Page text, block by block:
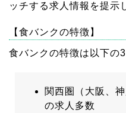
ッチする求人情報を提示
【食バンクの特徴】
食バンクの特徴は以下の3
関西圏（大阪、
の求人多数